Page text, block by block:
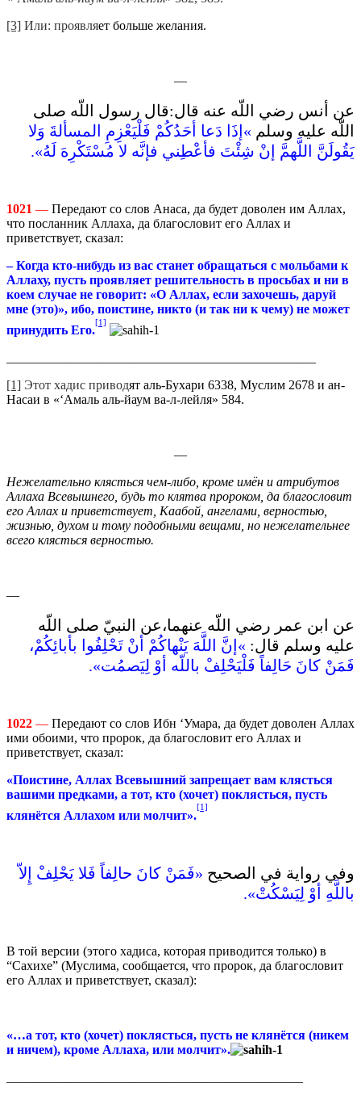
[3] Или: проявляет больше желания.
—
عن أنس رضي اللّه عنه قال‏:‏قال رسول اللّه صلى
اللّه عليه وسلم ‏ »‏إذَا دَعا أحَدُكُمْ فَلْيَعْزِمِ المسألةَ وَلا
يَقُولَنَّ اللَّهمَّ إنْ شِئْتَ فأعْطِني فإنَّه لا مُسْتَكْرِهَ لَهُ‏»‏‏.‏
1021 — Передают со слов Анаса, да будет доволен им Аллах,
что посланник Аллаха, да благословит его Аллах и
приветствует, сказал:
– Когда кто-нибудь из вас станет обращаться с мольбами к
Аллаху, пусть проявляет решительность в просьбах и ни в
коем случае не говорит: «О Аллах, если захочешь, даруй
мне (это)», ибо, поистине, никто (и так ни к чему) не может
принудить Его.
[1]
[1] Этот хадис приводят аль-Бухари 6338, Муслим 2678 и ан-
Насаи в «‘Амаль аль-йаум ва-л-лейля» 584.
—
Нежелательно клясться чем-либо, кроме имён и атрибутов
Аллаха Всевышнего, будь то клятва пророком, да благословит
его Аллах и приветствует, Каабой, ангелами, верностью,
жизнью, духом и тому подобными вещами, но нежелательнее
всего клясться верностью.
—
عن ابن عمر رضي اللّه عنهما،عن النبيّ صلى اللّه
عليه وسلم قال‏:‏ ‏»‏إنَّ اللَّهَ يَنْهاكُمْ أنْ تَحْلِفُوا بأبائِكُمْ،
فَمَنْ كانَ حَالِفاً فَلْيَحْلِفْ باللّه أوْ لِيَصمُت‏‏»‏‏.
1022 — Передают со слов Ибн ‘Умара, да будет доволен Аллах
ими обоими, что пророк, да благословит его Аллах и
приветствует, сказал:
«Поистине, Аллах Всевышний запрещает вам клясться
вашими предками, а тот, кто (хочет) поклясться, пусть
клянётся Аллахом или молчит».
[1]
وفي رواية في الصحيح ‏«‏فَمَنْ كانَ حالِفاً فَلا يَحْلِفْ إِلاّ
باللَّهِ أوْ لِيَسْكُتْ‏»‏‏.‏
В той версии (этого хадиса, которая приводится только) в
“Сахихе” (Муслима, сообщается, что пророк, да благословит
его Аллах и приветствует, сказал):
«…а тот, кто (хочет) поклясться, пусть не клянётся (никем
и ничем), кроме Аллаха, или молчит».